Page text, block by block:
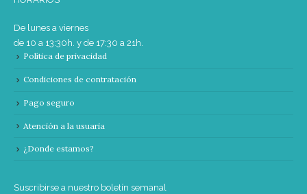
De lunes a viernes
de 10 a 13:30h. y de 17:30 a 21h.
Política de privacidad
Condiciones de contratación
Pago seguro
Atención a la usuaria
¿Donde estamos?
Suscribirse a nuestro boletín semanal